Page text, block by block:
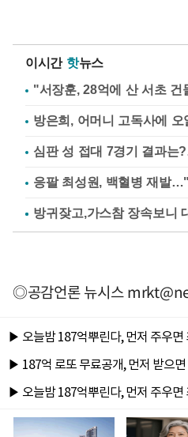
이시간 핫뉴스
"서장훈, 28억에 산 서초 건
방은희, 어머니 고독사에
심판 성 접대 7경기 결과는
응팔 최성원, 백혈병 재발
◎공감언론 뉴시스